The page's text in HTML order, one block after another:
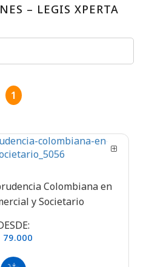
– LEGIS XPERTA
1
Colombiana en
y Societario
79.000